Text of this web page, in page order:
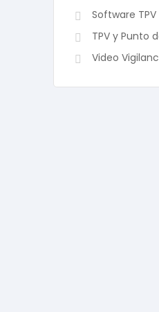
Software TPV
TPV y Punto
Video